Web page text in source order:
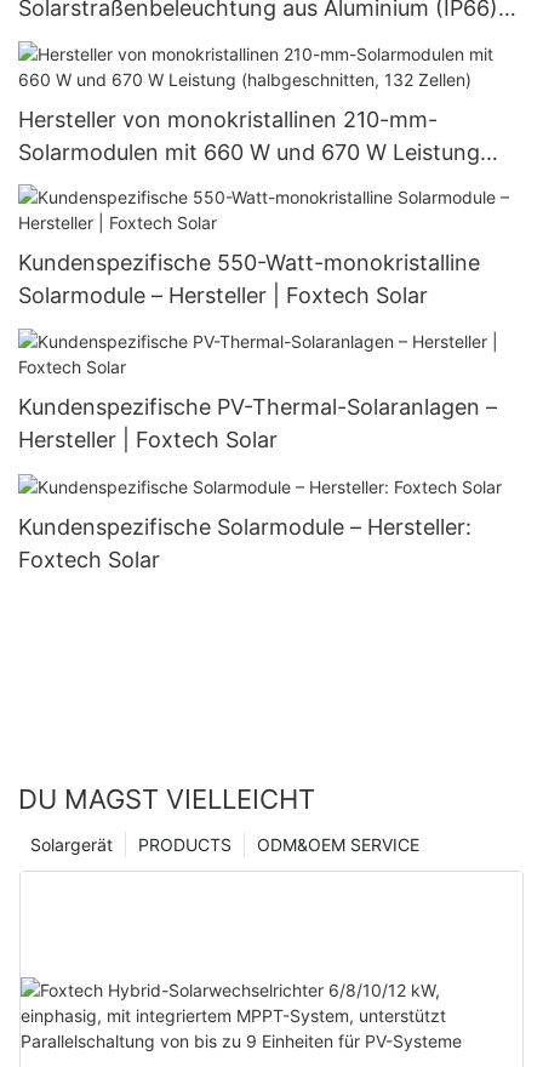
Solarstraßenbeleuchtung aus Aluminium (IP66)
für den Außenbereich (60 W, 80 W, 100 W).
Hersteller von monokristallinen 210-mm-
Solarmodulen mit 660 W und 670 W Leistung
(halbgeschnitten, 132 Zellen)
Kundenspezifische 550-Watt-monokristalline
Solarmodule – Hersteller | Foxtech Solar
Kundenspezifische PV-Thermal-Solaranlagen –
Hersteller | Foxtech Solar
Kundenspezifische Solarmodule – Hersteller:
Foxtech Solar
DU MAGST VIELLEICHT
ODM&OEM SERVICE
PRODUCTS
Solargerät